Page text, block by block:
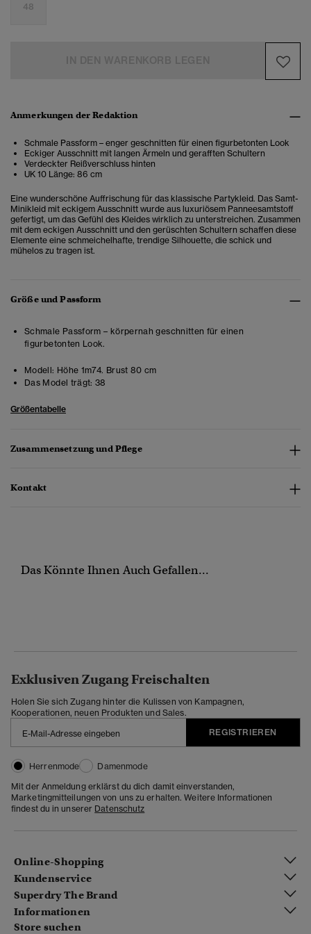
48
Anmerkungen der Redaktion
Schmale Passform – enger geschnitten für einen figurbetonten Look
Eckiger Ausschnitt mit langen Ärmeln und gerafften Schultern
Verdeckter Reißverschluss hinten
UK 10 Länge: 86 cm
Eine wunderschöne Auffrischung für das klassische Partykleid. Das Samt-
Minikleid mit eckigem Ausschnitt wurde aus luxuriösem Panneesamtstoff
gefertigt, um das Gefühl des Kleides wirklich zu unterstreichen. Zusammen
mit dem eckigen Ausschnitt und den gerüschten Schultern schaffen diese
Elemente eine schmeichelhafte, trendige Silhouette, die schick und
mühelos zu tragen ist.
Größe und Passform
Schmale Passform – körpernah geschnitten für einen
figurbetonten Look.
Modell: Höhe 1m74. Brust 80 cm
Das Model trägt: 38
Größentabelle
Zusammensetzung und Pflege
Kontakt
Das Könnte Ihnen Auch Gefallen...
Exklusiven Zugang Freischalten
Holen Sie sich Zugang hinter die Kulissen von Kampagnen,
Kooperationen, neuen Produkten und Sales.
REGISTRIEREN
Herrenmode
Damenmode
Mit der Anmeldung erklärst du dich damit einverstanden,
Marketingmitteilungen von uns zu erhalten. Weitere Informationen
findest du in unserer Datenschutz
Online-Shopping
Kundenservice
Superdry The Brand
Informationen
Store suchen